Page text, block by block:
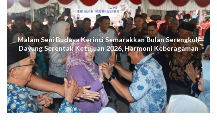
Malam Seni Budaya Kerinci Semarakkan Bulan Serengkuh
Dayung Serentak Ketujuan 2026, Harmoni Keberagaman
Terus Menggema di Kuala Tungkal